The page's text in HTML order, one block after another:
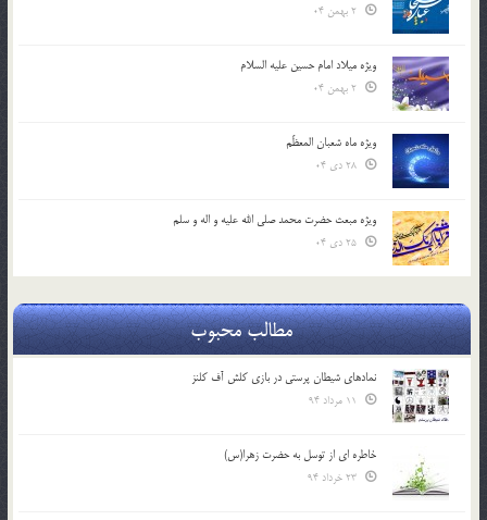
ویژه میلاد امام حسین علیه السلام
ویژه ماه شعبان المعظّم
ویژه مبعث حضرت محمد صلی الله علیه و اله و سلم
مطالب محبوب
نمادهای شیطان پرستی در بازی کلش آف کلنز
خاطره ای از توسل به حضرت زهرا(س)